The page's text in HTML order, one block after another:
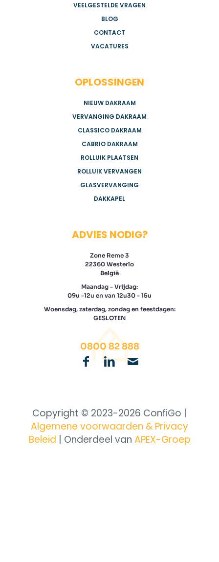
VEELGESTELDE VRAGEN
BLOG
CONTACT
VACATURES
OPLOSSINGEN
NIEUW DAKRAAM
VERVANGING DAKRAAM
CLASSICO DAKRAAM
CABRIO DAKRAAM
ROLLUIK PLAATSEN
ROLLUIK VERVANGEN
GLASVERVANGING
DAKKAPEL
ADVIES NODIG?
Zone Reme 3
22360 Westerlo
België
Maandag - Vrijdag:
09u –12u en van 12u30 - 15u
Woensdag, zaterdag, zondag en feestdagen:
GESLOTEN
0800 82 888
Copyright © 2023-2026 ConfiGo |
Algemene voorwaarden & Privacy
Beleid | Onderdeel van APEX-Groep